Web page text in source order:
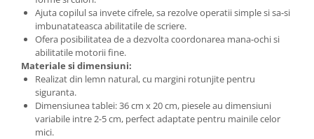
Ajuta copilul sa invete cifrele, sa rezolve operatii simple si sa-si
imbunatateasca abilitatile de scriere.
Ofera posibilitatea de a dezvolta coordonarea mana-ochi si
abilitatile motorii fine.
Materiale si dimensiuni:
Realizat din lemn natural, cu margini rotunjite pentru
siguranta.
Dimensiunea tablei: 36 cm x 20 cm, piesele au dimensiuni
variabile intre 2-5 cm, perfect adaptate pentru mainile celor
mici.